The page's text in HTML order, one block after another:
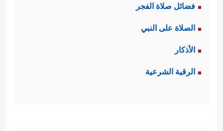
لكلِّ أحدٍ بكل يُسرٍ.
ثانيًا: تؤكِّد السورة أنه سيأتي اليوم الذي
تنكشف فيه الحقائق انكشافًا حتى يتبيَّن
للناس مَن كان أَولَى بهذه التهم الباطلة،
فضائل صلاة الفجر
الصلاة على النبي
الأذكار
الرقية الشرعية